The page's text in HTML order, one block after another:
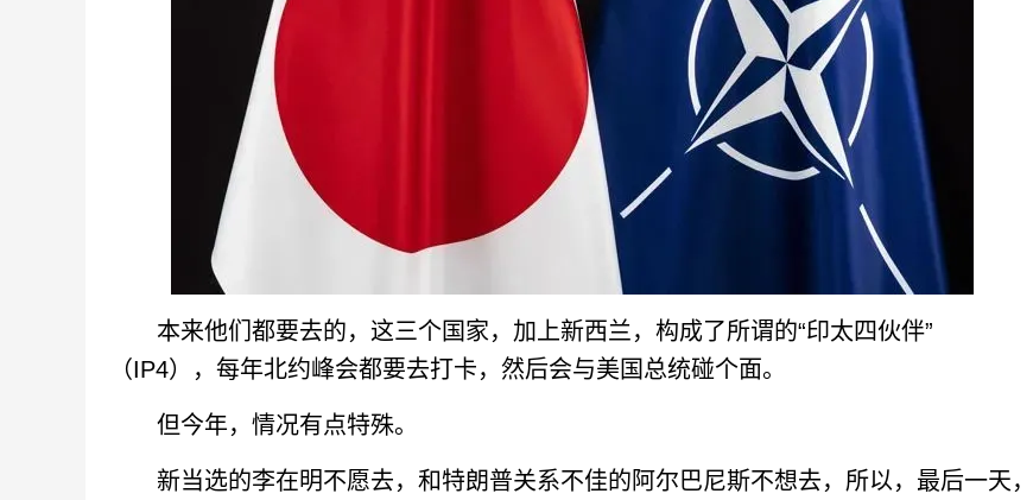
本来他们都要去的，这三个国家，加上新西兰，构成了所谓的“印太四伙伴”
（IP4），每年北约峰会都要去打卡，然后会与美国总统碰个面。
但今年，情况有点特殊。
新当选的李在明不愿去，和特朗普关系不佳的阿尔巴尼斯不想去，所以，最后一天，